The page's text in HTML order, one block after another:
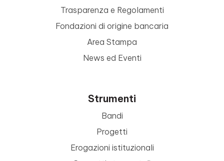
Trasparenza e Regolamenti
Fondazioni di origine bancaria
Area Stampa
News ed Eventi
Strumenti
Bandi
Progetti
Erogazioni istituzionali